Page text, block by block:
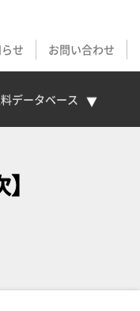
せ
お問い合わせ
データベース